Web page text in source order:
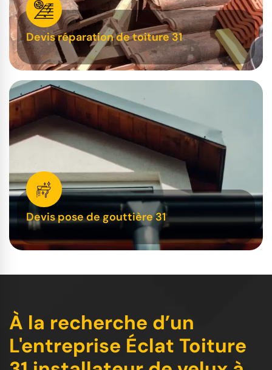
Devis réparation de toiture 31
Devis pose de gouttière 31
À la recherche d’un
L'entreprise Éclat Toiture